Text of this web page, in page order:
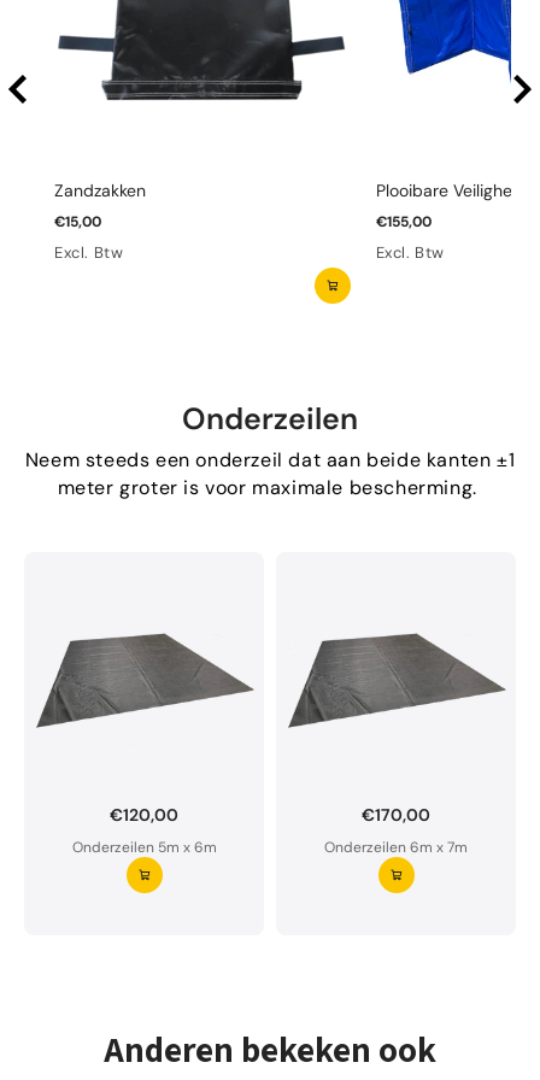
Zandzakken
€15,00
Excl. Btw
Plooibare
€155,00
Excl. Btw
Onderzeilen
Neem steeds een onderzeil dat aan beide kanten ±1
meter groter is voor maximale bescherming.
€120,00
Onderzeilen 5m x 6m
€170,00
Onderzeilen 6m x 7m
Onderzeil op maat bestellen?
Ons onderzeil is waterdoorlatend en van premium
Anderen bekeken ook